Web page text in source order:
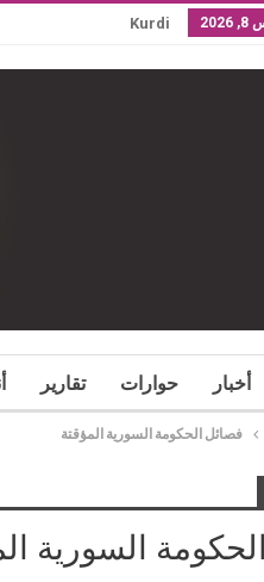
Kurdi
أخبار حوارات تقارير
فصائل الحكومة السورية المؤقتة
السورية